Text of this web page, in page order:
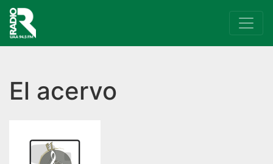
Navegación principal
El acervo